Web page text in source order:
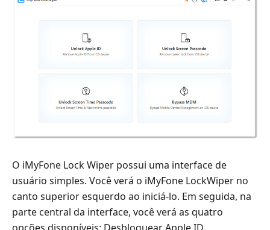
O iMyFone Lock Wiper possui uma interface de
usuário simples. Você verá o iMyFone LockWiper no
canto superior esquerdo ao iniciá-lo. Em seguida, na
parte central da interface, você verá as quatro